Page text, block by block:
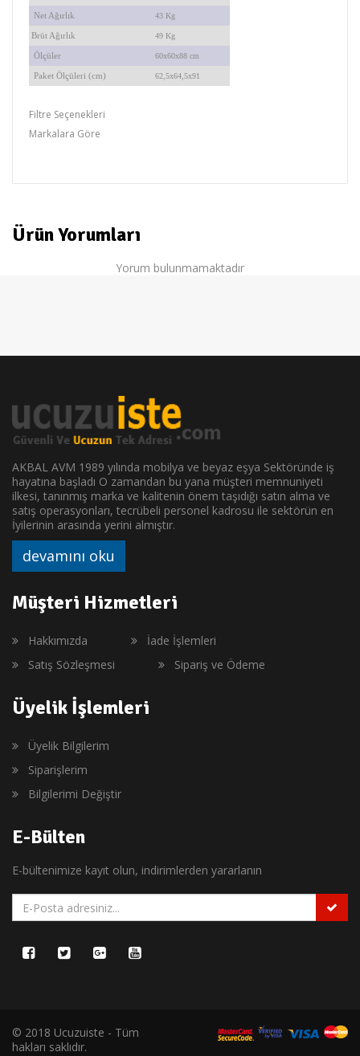
Net Ağırlık 43 Kg
Brüt Ağırlık 49 Kg
Ölçüler 60x60x88 cm
Paket Ölçüleri (cm) 62,5x64,5x91
Filtre Seçenekleri
Markalara Göre
Ürün Yorumları
Yorum bulunmamaktadır
AKBAL AVM 1989 yılında mobilya ve beyaz eşya Sektöründe iş
hayatına başladı O zamandan bu yana müşteri memnuniyeti
ilkesi, tanınmış marka ve kalitenin önem taşıdığı satın alma ve
satış operasyonları, tecrübeli personel kadrosu ile sektörün en
İyilerinin arasında yerini almıştır.
devamını oku
Müşteri Hizmetleri
Hakkımızda
İade İşlemleri
Satış Sözleşmesi
Sipariş ve Ödeme
Üyelik İşlemleri
Üyelik Bilgilerim
Siparişlerim
Bilgilerimi Değiştir
E-Bülten
E-bültenimize kayıt olun, indirimlerden yararlanın
© 2018 Ucuzuiste - Tüm
hakları saklıdır.